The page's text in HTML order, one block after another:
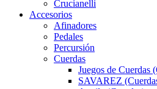
Crucianelli
Accesorios
Afinadores
Pedales
Percursión
Cuerdas
Juegos de Cuerdas
SAVAREZ